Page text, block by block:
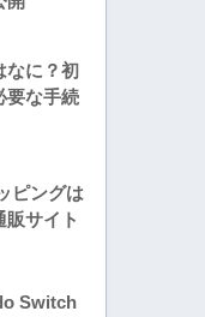
なに？初
要な手続
ピングは
販サイト
Switch